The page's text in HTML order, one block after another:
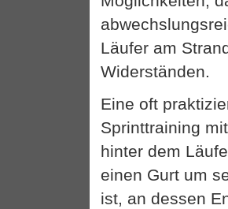
Läufer am
Widerständen.
Eine oft
Sprinttraining
hinter dem
einen Gurt um
ist, an dessen